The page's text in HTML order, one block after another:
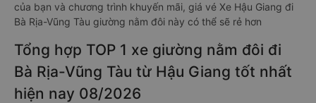
của bạn và chương trình khuyến mãi, giá vé Xe Hậu Giang đi
Bà Rịa-Vũng Tàu giường nằm đôi này có thể sẽ rẻ hơn
Tổng hợp TOP 1 xe giường nằm đôi đi
Bà Rịa-Vũng Tàu từ Hậu Giang tốt nhất
hiện nay 08/2026